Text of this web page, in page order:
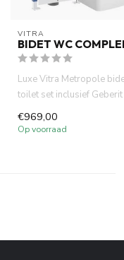
VITRA
BIDET WC
Luxe Vitra Metropole
toilet set inclusief Geberit
UP320 inbouwreservoir
€969,00
Op voorraad